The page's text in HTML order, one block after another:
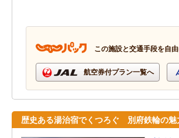
この施設と交通手段を自
航空券付プラン一覧へ
歴史ある湯治宿でくつろぐ 別府鉄輪の魅